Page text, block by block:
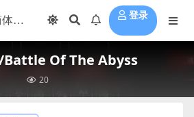
登录
Battle Of The Abyss
20